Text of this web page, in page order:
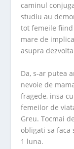
caminul
studiu au
tot femeile
mare de
asupra
Da, s-ar putea
nevoie de
fragede, insa
femeilor de
Greu. Tocmai
obligati sa
1 luna.